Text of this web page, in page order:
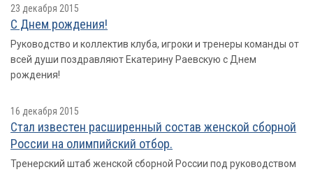
23 декабря 2015
С Днем рождения!
Руководство и коллектив клуба, игроки и тренеры команды от
всей души поздравляют Екатерину Раевскую с Днем
рождения!
16 декабря 2015
Стал известен расширенный состав женской сборной
России на олимпийский отбор.
Тренерский штаб женской сборной России под руководством